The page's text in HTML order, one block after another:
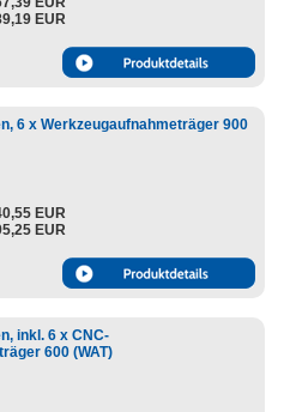
EUR
6 x Werkzeugaufnahmeträger 900
EUR
EUR
inkl. 6 x CNC-
600 (WAT)